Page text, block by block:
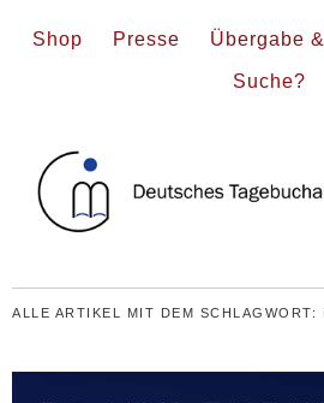
Shop Presse Übergabe
Suche?
ALLE ARTIKEL MIT DEM SCHLAGWORT: